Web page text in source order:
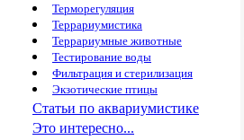
Терморегуляция
Террариумистика
Террариумные животные
Тестирование воды
Фильтрация и стерилизация
Экзотические птицы
Статьи по аквариумистике
Это интересно...